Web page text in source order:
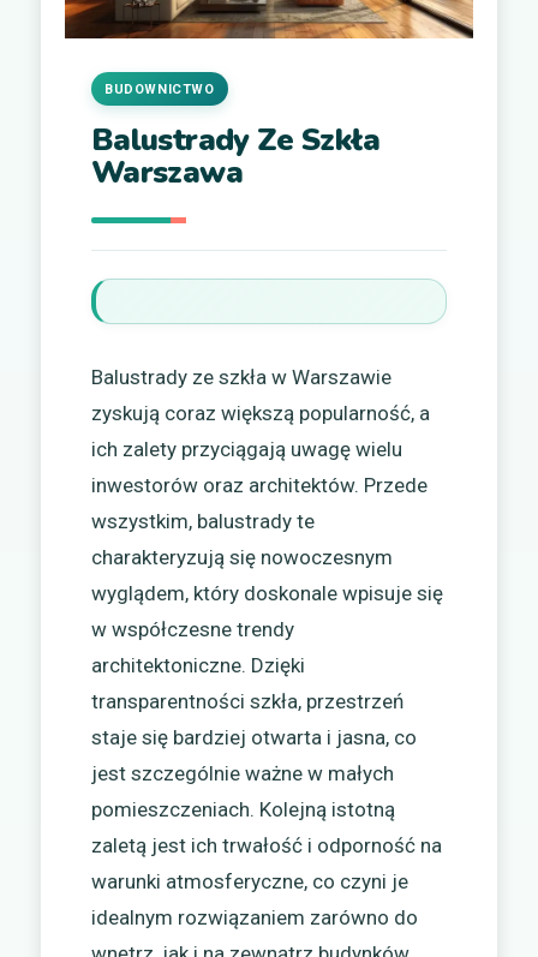
Balustrady Ze Szkła
Warszawa
BUDOWNICTWO
Balustrady ze szkła w Warszawie
zyskują coraz większą popularność, a
ich zalety przyciągają uwagę wielu
inwestorów oraz architektów. Przede
wszystkim, balustrady te
charakteryzują się nowoczesnym
wyglądem, który doskonale wpisuje się
w współczesne trendy
architektoniczne. Dzięki
transparentności szkła, przestrzeń
staje się bardziej otwarta i jasna, co
jest szczególnie ważne w małych
pomieszczeniach. Kolejną istotną
zaletą jest ich trwałość i odporność na
warunki atmosferyczne, co czyni je
idealnym rozwiązaniem zarówno do